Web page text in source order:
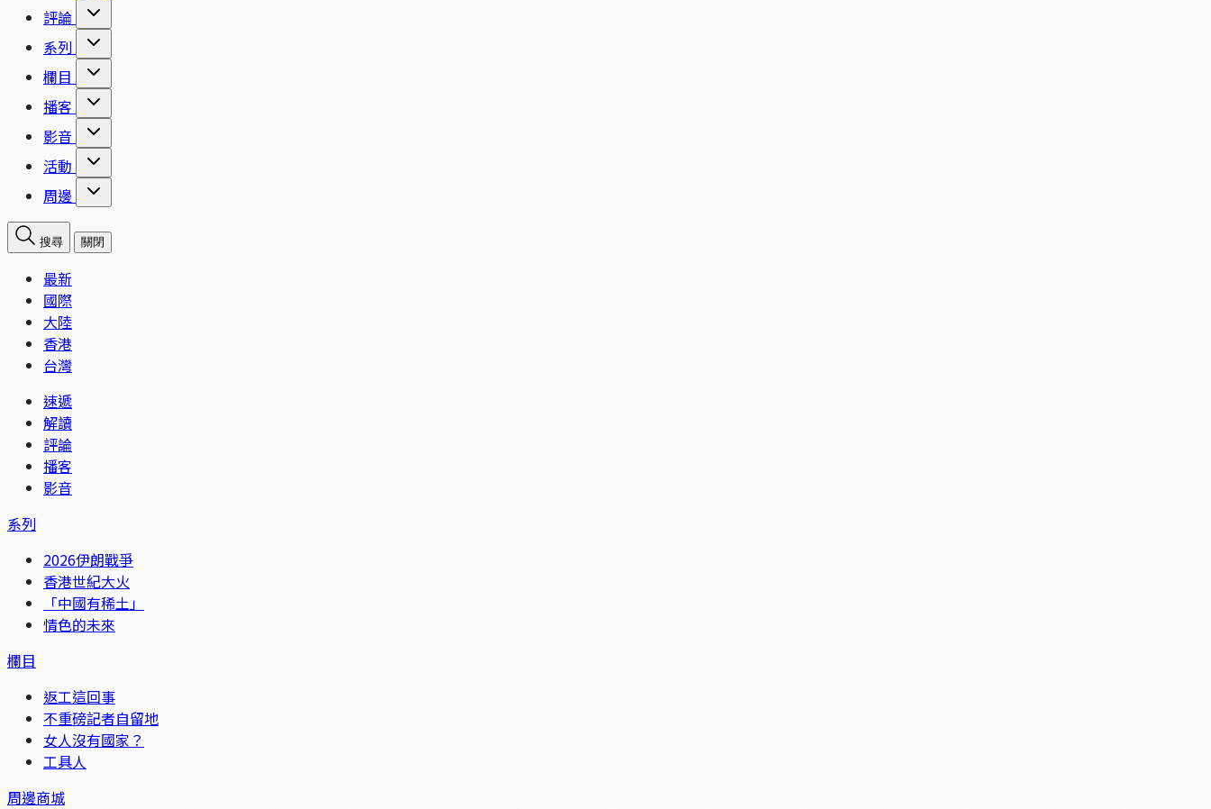
評論
系列
欄目
播客
影音
活動
周邊
搜尋 關閉
最新
國際
大陸
香港
台灣
速遞
解讀
評論
播客
影音
系列
2026伊朗戰爭
香港世紀大火
「中國有稀土」
情色的未來
欄目
返工這回事
不重磅記者自留地
女人沒有國家？
工具人
周邊商城